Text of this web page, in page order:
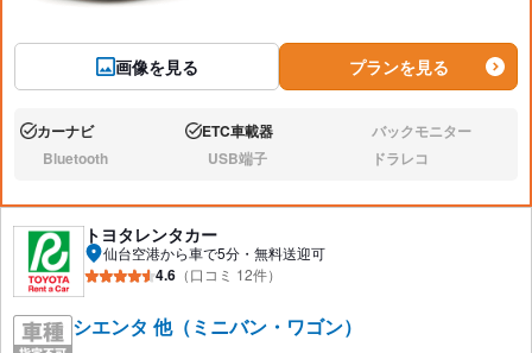
画像を見る プランを見る
あり:カーナビ あり:ETC車載器 なし:バックモニター
なし:Bluetooth なし:USB端子 なし:ドラレコ
トヨタレンタカー
仙台空港から車で5分・無料送迎可
4.6 （口コミ 12件）
シエンタ 他（ミニバン・ワゴン）